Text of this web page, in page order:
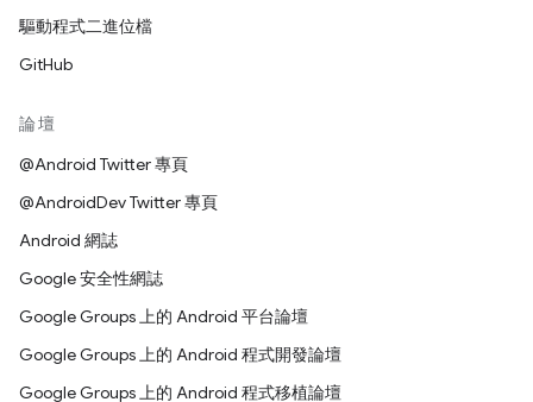
驅動程式二進位檔
GitHub
論壇
@Android Twitter 專頁
@AndroidDev Twitter 專頁
Android 網誌
Google 安全性網誌
Google Groups 上的 Android 平台論壇
Google Groups 上的 Android 程式開發論壇
Google Groups 上的 Android 程式移植論壇